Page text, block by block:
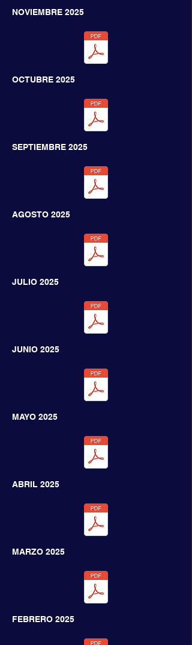
NOVIEMBRE 2025
OCTUBRE 2025
SEPTIEMBRE 2025
AGOSTO 2025
JULIO 2025
JUNIO 2025
MAYO 2025
ABRIL 2025
MARZO 2025
FEBRERO 2025